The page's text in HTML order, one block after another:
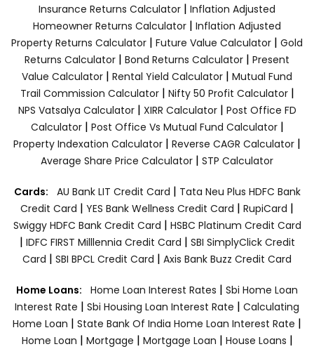
Insurance Returns Calculator | Inflation Adjusted
Homeowner Returns Calculator | Inflation Adjusted
Property Returns Calculator | Future Value Calculator | Gold
Returns Calculator | Bond Returns Calculator | Present
Value Calculator | Rental Yield Calculator | Mutual Fund
Trail Commission Calculator| Nifty 50 Profit Calculator|
NPS Vatsalya Calculator| XIRR Calculator| Post Office FD
Calculator| Post Office Vs Mutual Fund Calculator|
Property Indexation Calculator | Reverse CAGR Calculator |
Average Share Price Calculator | STP Calculator
Cards: AU Bank LIT Credit Card | Tata Neu Plus HDFC Bank
Credit Card | YES Bank Wellness Credit Card | RupiCard |
Swiggy HDFC Bank Credit Card | HSBC Platinum Credit Card
| IDFC FIRST Milllennia Credit Card | SBI SimplyClick Credit
Card | SBI BPCL Credit Card | Axis Bank Buzz Credit Card
Home Loans: Home Loan Interest Rates | Sbi Home Loan
Interest Rate | Sbi Housing Loan Interest Rate | Calculating
Home Loan | State Bank Of India Home Loan Interest Rate |
Home Loan | Mortgage | Mortgage Loan | House Loans |